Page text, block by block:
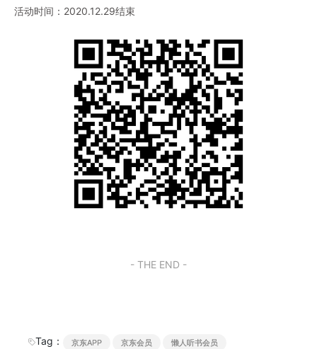
活动时间：2020.12.29结束
- THE END -
Tag： 京东APP 京东会员
懒人听书会员